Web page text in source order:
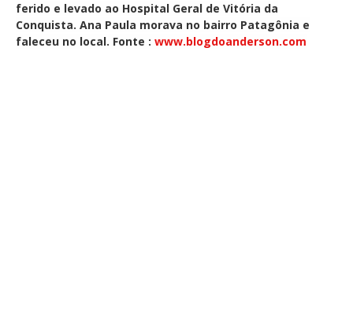
ferido e levado ao Hospital Geral de Vitória da
Conquista. Ana Paula morava no bairro Patagônia e
faleceu no local. Fonte : www.blogdoanderson.com